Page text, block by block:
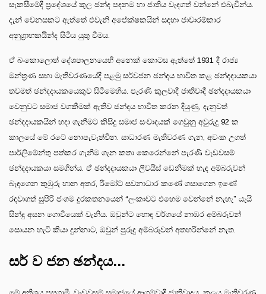
සැකසීමේදී ප්‍රදේශයේ කුල ඡන්ද පදනම හා ජාතිය වැදගත් වන්නේ එබැවින්ය.
දැන් වෙනසකට ඇත්තේ එවැනි අපේක්ෂකයින් සඳහා ජාවාරම්කාර
අනුග්‍රාහකයින්ද සිටිය යුතු වීමය.
ඒ බංකොලොත් දේශපාලනයෙහි අනෙක් කොටස ඇත්තේ 1931 දී රාජ්‍ය
මන්ත්‍රණ සභා මැතිවරණයේදී පළමු සර්වජන ඡන්දය භාවිත කළ ඡන්දදායකයා
තවමත් ඡන්දදායකයෙකුව සිටීමෙහිය. පැරණි කුලවාදී ජාතිවාදී ඡන්දදායකයා
වෙනුවට සමාජ වගකීමක් ඇතිව ඡන්දය භාවිත කරන දියුණු, දැනුවත්
ඡන්දදායකයින් හදා ගැනීමට කිසිදු සමාජ සංවාදයක් ගෙවුනු අවුරුදු 92 ක
කාලයේ මේ රටේ නොපැවැත්වින. සාධාරණ මැතිවරණ ගැන, අවංක උගත්
පාර්ලිමේන්තු පත්කර ගැනීම ගැන කතා කෙරෙන්නේ පැරණි වැඩවසම්
ඡන්දදායකයා සමගින්ය. ඒ ඡන්දදායකයා ලීවයිස් ඩෙනිමක් හැඳ අම්බරුවන්
බැඳගෙන කුඹුරු හාන අතර, රිමෝට් සවනාධාර කණේ ගසාගෙන ඉණේ
රඳවාගත් සුපිරි ජංගම දුරකතනයෙන් “ලංකාවට එහෙම වෙන්නේ නැහැ” යැයි
සින්දු අසන ගොවියෙක් වැනිය. ඔවුන්ට හොඳ වර්ගයේ නාඹර අම්බරුවන්
සොයන හැටි කියා දුන්නාට, ඔවුන් පුරුදු අම්බරුවන් අතහරින්නේ නැත.
සර් ව ජන ඡන්දය...